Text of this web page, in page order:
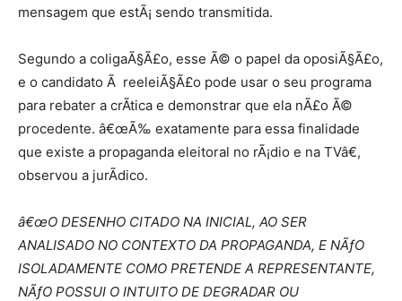
mensagem que estÃ¡ sendo transmitida.
Segundo a coligaÃ§Ã£o, esse Ã© o papel da oposiÃ§Ã£o,
e o candidato Ã reeleiÃ§Ã£o pode usar o seu programa
para rebater a crÃ­tica e demonstrar que ela nÃ£o Ã©
procedente. â€œÃ‰ exatamente para essa finalidade
que existe a propaganda eleitoral no rÃ¡dio e na TVâ€,
observou a jurÃ­dico.
â€œO DESENHO CITADO NA INICIAL, AO SER
ANALISADO NO CONTEXTO DA PROPAGANDA, E NÃƒO
ISOLADAMENTE COMO PRETENDE A REPRESENTANTE,
NÃƒO POSSUI O INTUITO DE DEGRADAR OU